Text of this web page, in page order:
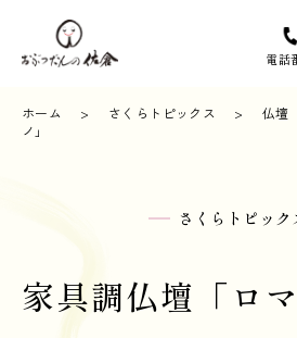
電話
お仏壇選びについて
お仏壇 / お仏具
ホーム さくらトピックス 仏壇
ノ」
さくらトピック
家具調仏壇「ロマ